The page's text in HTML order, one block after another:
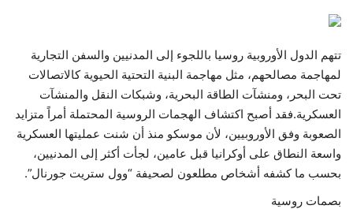
علوم وتكنولوجيا
رياضة
فيديو
حياة
تتهم الدول الأوروبية روسيا باللجوء إلى المدنيين والسفن التجارية
لمهاجمة مصالحهم، مثل مهاجمة البنية التحتية الحيوية كالاتصالات
تحت البحر، ومنشآت الطاقة البحرية، وشبكات النقل والمنشآت
العسكرية.فقد أصبح اكتشاف الهجمات الروسية المحتملة أمراً متزايد
الصعوبة وفق الأوروبيين، لأن موسكو منذ أن شنت عمليتها العسكرية
واسعة النطاق على أوكرانيا قبل عامين، لجأت أكثر إلى المدنيين،
بحسب ما كشفه أشخاص مطلعون لصحيفة “وول ستريت جورنال”.
بصمات روسية